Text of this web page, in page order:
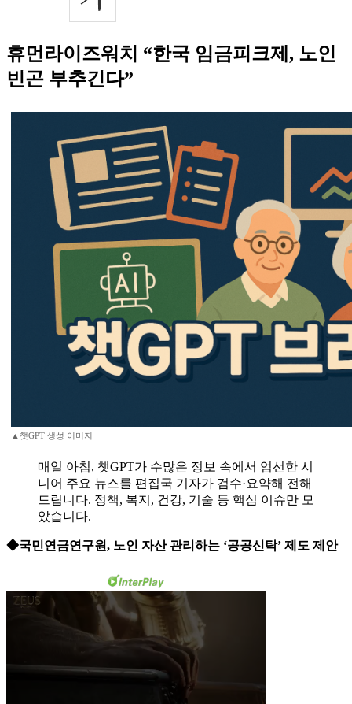
휴먼라이즈워치 “한국 임금피크제, 노인
빈곤 부추긴다”
▲챗GPT 생성 이미지
매일 아침, 챗GPT가 수많은 정보 속에서 엄선한 시
니어 주요 뉴스를 편집국 기자가 검수·요약해 전해
드립니다. 정책, 복지, 건강, 기술 등 핵심 이슈만 모
았습니다.
◆국민연금연구원, 노인 자산 관리하는 ‘공공신탁’ 제도 제안